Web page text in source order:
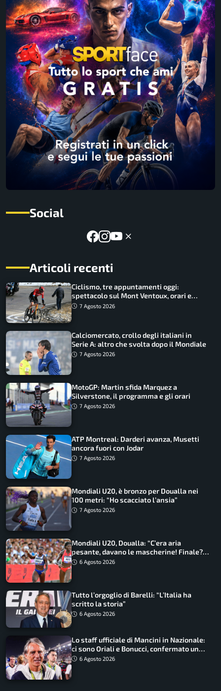
Social
Articoli recenti
Ciclismo, tre appuntamenti oggi:
spettacolo sul Mont Ventoux, orari e
come vederli
7 Agosto 2026
Calciomercato, crollo degli italiani in
Serie A: altro che svolta dopo il Mondiale
7 Agosto 2026
MotoGP: Martin sfida Marquez a
Silverstone, il programma e gli orari
7 Agosto 2026
ATP Montreal: Darderi avanza, Musetti
ancora fuori con Jodar
7 Agosto 2026
Mondiali U20, è bronzo per Doualla nei
100 metri: “Ho scacciato l’ansia”
7 Agosto 2026
Mondiali U20, Doualla: “C’era aria
pesante, davano le mascherine! Finale?
Non ho nulla da perdere”
6 Agosto 2026
Tutto l’orgoglio di Barelli: “L’Italia ha
scritto la storia”
6 Agosto 2026
Lo staff ufficiale di Mancini in Nazionale:
ci sono Oriali e Bonucci, confermato un
ritorno
6 Agosto 2026